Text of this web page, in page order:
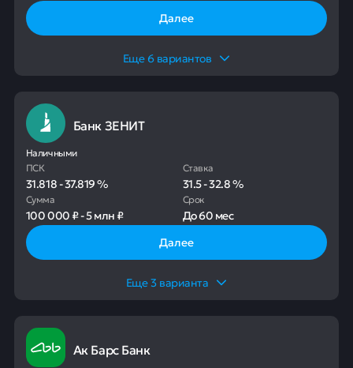
Далее
Еще6 вариантов
Банк ЗЕНИТ
Наличными
ПСК
31.818-37.819%
Ставка
31.5-32.8%
Сумма
100 000 ₽-5 млн ₽
Срок
До60 мес
Далее
Еще3 варианта
Ак Барс Банк